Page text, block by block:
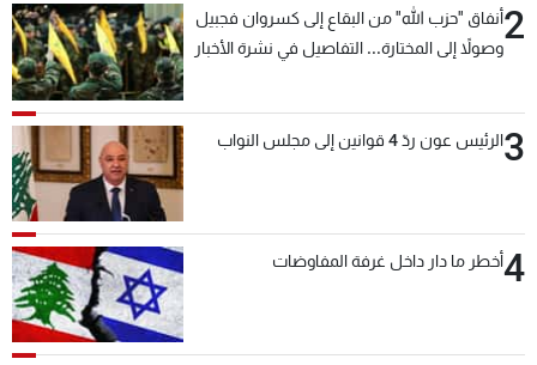
2أنفاق "حزب الله" من البقاع إلى كسروان فجبيل
وصولاً إلى المختارة... التفاصيل في نشرة الأخبار
3الرئيس عون ردّ 4 قوانين إلى مجلس النواب
4أخطر ما دار داخل غرفة المفاوضات